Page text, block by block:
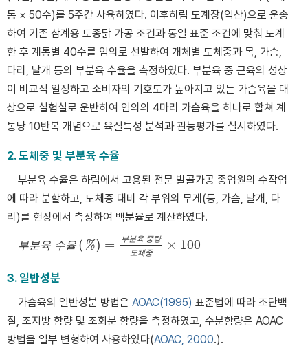
통 × 50수)를 5주간 사육하였다. 이후하림 도계장(익산)으로 운송
하여 기존 삼계용 토종닭 가공 조건과 동일 표준 조건에 맞춰 도계
한 후 계통별 40수를 임의로 선발하여 개체별 도체중과 목, 가슴,
다리, 날개 등의 부분육 수율을 측정하였다. 부분육 중 근육의 성상
이 비교적 일정하고 소비자의 기호도가 높아지고 있는 가슴육을 대
상으로 실험실로 운반하여 임의의 4마리 가슴육을 하나로 합쳐 계
통당 10반복 개념으로 육질특성 분석과 관능평가를 실시하였다.
2. 도체중 및 부분육 수율
부분육 수율은 하림에서 고용된 전문 발골가공 종업원의 수작업
에 따라 분할하고, 도체중 대비 각 부위의 무게(등, 가슴, 날개, 다
리)를 현장에서 측정하여 백분율로 계산하였다.
부분육 수율 ( %) = 부분육 중량
도체중
× 100
부분육 수율(% )=부 분육 중량도체 중× 100
3. 일반성분
가슴육의 일반성분 방법은 AOAC(1995) 표준법에 따라 조단백
질, 조지방 함량 및 조회분 함량을 측정하였고, 수분함량은 AOAC
방법을 일부 변형하여 사용하였다(AOAC, 2000.).